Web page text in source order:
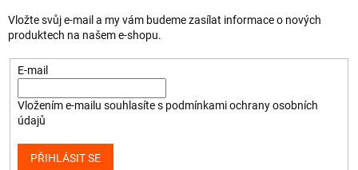
Vložte svůj e-mail a my vám budeme zasílat informace o nových
produktech na našem e-shopu.
E-mail
Vložením e-mailu souhlasíte s podmínkami ochrany osobních
údajů
PŘIHLÁSIT SE